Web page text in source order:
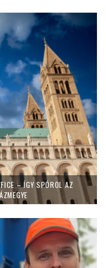
– ÍGY SPÓROL AZ